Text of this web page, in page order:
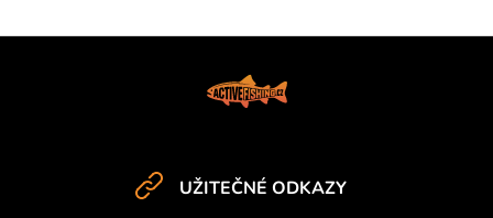
UŽITEČNÉ ODKAZY